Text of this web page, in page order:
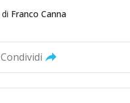
di Franco Canna
Condividi